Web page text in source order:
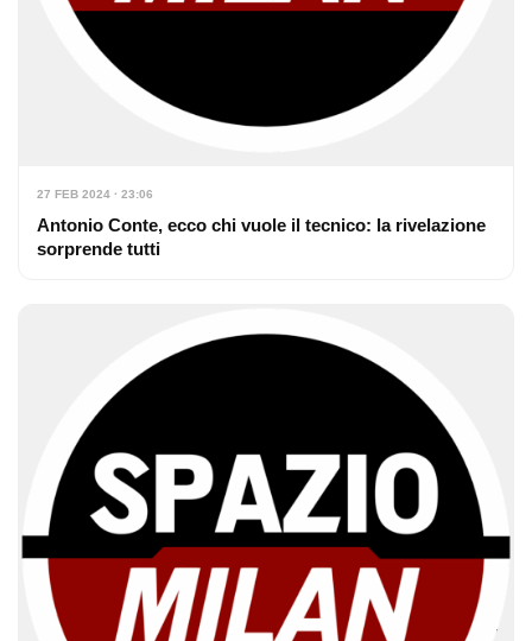
27 FEB 2024 · 23:06
Antonio Conte, ecco chi vuole il tecnico: la rivelazione
sorprende tutti